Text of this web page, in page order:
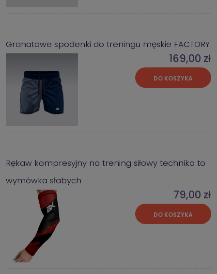
Granatowe spodenki do treningu męskie FACTORY
169,00 zł
DO KOSZYKA
Rękaw kompresyjny na trening siłowy technika to
wymówka słabych
79,00 zł
DO KOSZYKA